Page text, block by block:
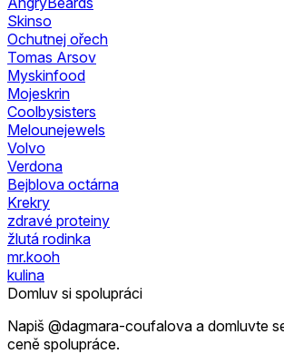
Skinso
Ochutnej ořech
Tomas Arsov
Myskinfood
Mojeskrin
Coolbysisters
Melounejewels
Volvo
Verdona
Bejblova octárna
Krekry
zdravé proteiny
žlutá rodinka
mr.kooh
kulina
Domluv si spolupráci
Napiš @dagmara-coufalova a domluvte
ceně spolupráce.